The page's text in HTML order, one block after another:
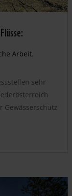
Arbeit,
sehr
Gewässerschutz